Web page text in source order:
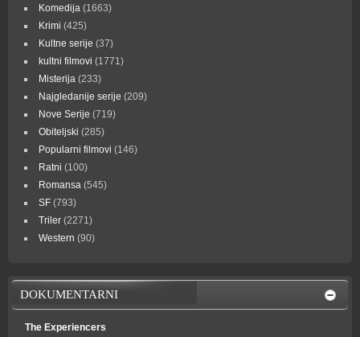
Komedija (1663)
Krimi (425)
Kultne serije (37)
kultni filmovi (1771)
Misterija (233)
Najgledanije serije (209)
Nove Serije (719)
Obiteljski (285)
Popularni filmovi (146)
Ratni (100)
Romansa (545)
SF (793)
Triler (2271)
Western (90)
DOKUMENTARNI
The Experiencers